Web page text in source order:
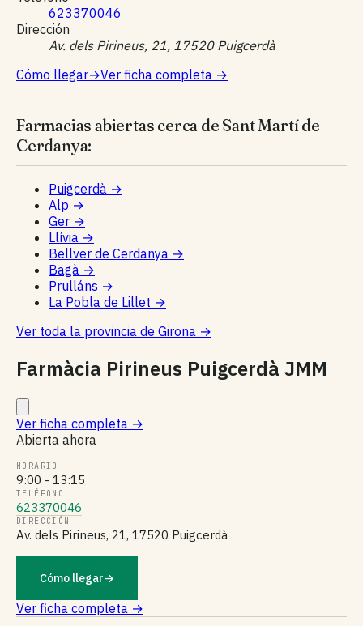
623370046
Dirección
Av. dels Pirineus, 21, 17520 Puigcerdà
Cómo llegar→Ver ficha completa →
Farmacias abiertas cerca de Sant Martí de
Cerdanya:
Puigcerdà →
Alp →
Ger →
Llívia →
Bellver de Cerdanya →
Bagà →
Prulláns →
La Pobla de Lillet →
Ver toda la provincia de Girona →
Farmàcia Pirineus Puigcerdà JMM
Ver ficha completa →
Abierta ahora
HORARIO
9:00 - 13:15
TELÉFONO
623370046
DIRECCIÓN
Av. dels Pirineus, 21, 17520 Puigcerdà
Cómo llegar→
Ver ficha completa →